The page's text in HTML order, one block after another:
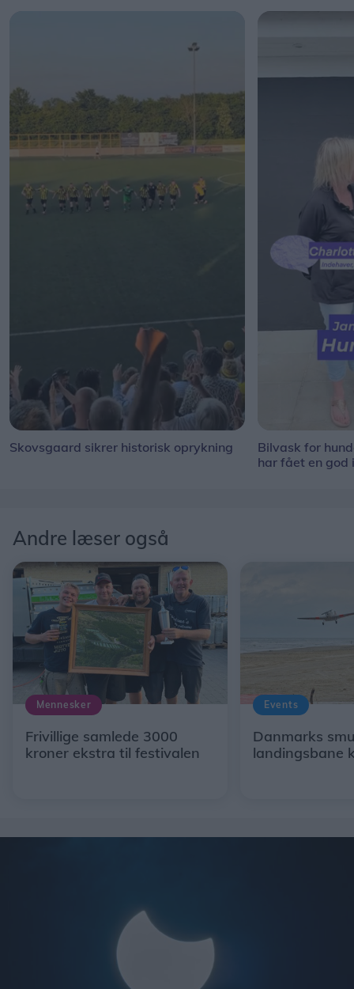
Skovsgaard sikrer historisk oprykning
Bilvask for
har fået en god
Andre læser også
Mennesker
Frivillige samlede 3000
kroner ekstra til festivalen
Events
Danmarks
landingsbane